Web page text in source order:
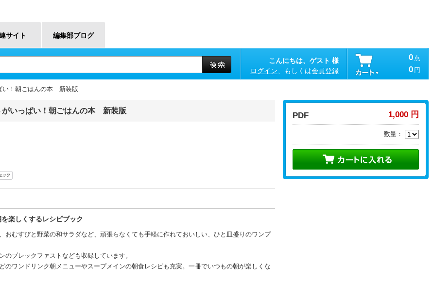
サイト 編集部ブログ
こんにちは、ゲスト 様
ログイン 、もしくは会員登録
0 点
0 円
い！朝ごはんの本 新装版
がいっぱい！朝ごはんの本 新装版
楽しくするレシピブック
おむすびと野菜の和サラダなど、頑張らなくても手軽に作れておいしい、ひと皿盛りのワンプ
ブレックファストなども収録しています。
のワンドリンク朝メニューやスープメインの朝食レシピも充実。一冊でいつもの朝が楽しくな
PDF 1,000 円
数量：